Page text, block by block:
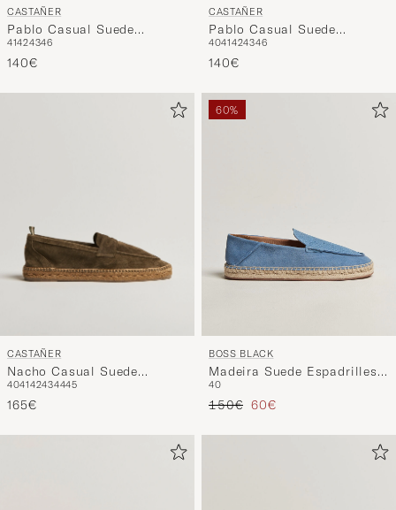
CASTAÑER
Pablo Casual Suede
Espadrilles Topo
41424346
140€
CASTAÑER
Pablo Casual Suede
Espadrilles Azul Oscuro
4041424346
140€
CASTAÑER
Nacho Casual Suede
Loafers Verde Bosque
404142434445
165€
60%
BOSS BLACK
Madeira Suede Espadrilles
Open Blue
40
Regulärer Preis
150€ Reduzierter Preis
60€